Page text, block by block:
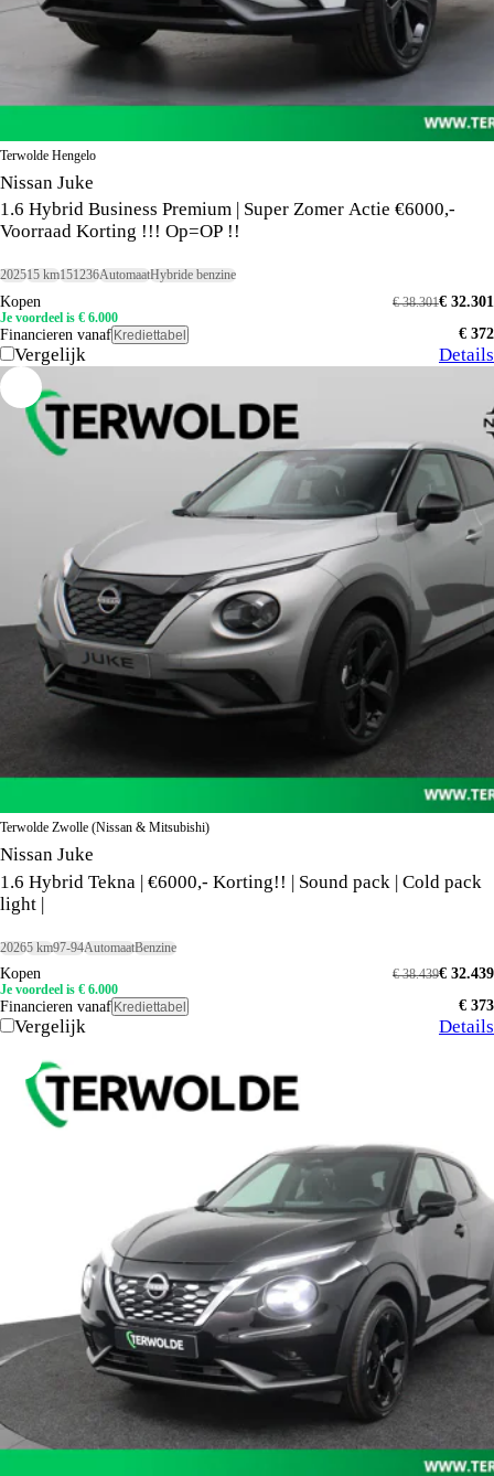
Terwolde Hengelo
Nissan Juke
1.6 Hybrid Business Premium | Super Zomer Actie €6000,-
Voorraad Korting !!! Op=OP !!
202515 km151236AutomaatHybride benzine
Kopen € 32.301
€ 38.301
Je voordeel is € 6.000
Financieren vanaf Krediettabel € 372
Vergelijk Details
Terwolde Zwolle (Nissan & Mitsubishi)
Nissan Juke
1.6 Hybrid Tekna | €6000,- Korting!! | Sound pack | Cold pack
light |
20265 km97-94AutomaatBenzine
Kopen € 32.439
€ 38.439
Je voordeel is € 6.000
Financieren vanaf Krediettabel € 373
Vergelijk Details